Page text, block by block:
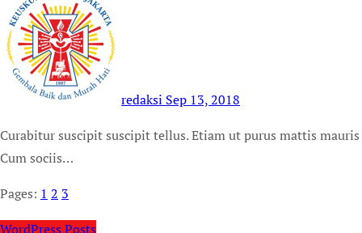
redaksi Sep 13, 2018
Curabitur suscipit suscipit tellus. Etiam ut purus mattis mauris sodales aliquam. Praesent egestas neque eu enim.
Cum sociis…
Pages: 1 2 3
WordPress Posts